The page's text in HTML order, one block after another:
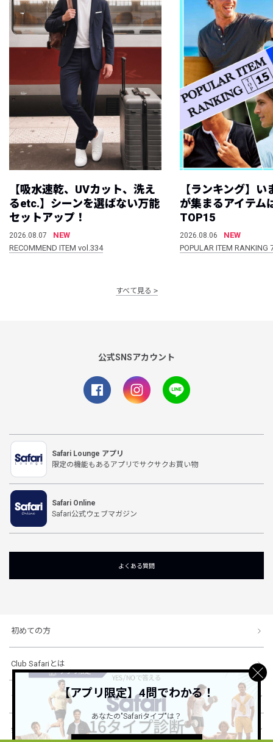
【吸水速乾、UVカット、洗え
るetc.】シーンを選ばない万能
セットアップ！
2026.08.07
NEW
RECOMMEND ITEM vol.334
【ランキング】
が集まるアイテム
TOP15
2026.08.06
NEW
POPULAR ITEM
すべて見る
公式SNSアカウント
Safari Lounge アプリ
限定の機能もあるアプリでサクサクお買い物
Safari Online
Safari公式ウェブマガジン
よくある質問
初めての方
Club Safariとは
ショッピングガイド
会社概要・規約
【アプリ限定】4問でわかる！
あなたの"Safariタイプ"は？